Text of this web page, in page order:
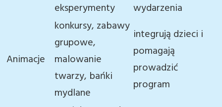
eksperymenty
wydarzenia
Animacje
konkursy, zabawy
grupowe,
malowanie
twarzy, bańki
mydlane
integrują dzieci i
pomagają
prowadzić
program